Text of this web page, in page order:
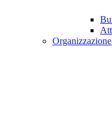
Organizzazione